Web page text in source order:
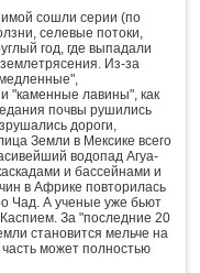
сошли серии (по
селевые потоки,
год, где выпадали
Из-за
"каменные лавины", как
почвы рушились
дороги,
Земли в Мексике всего
водопад Агуа-
и бассейнами и
в Африке повторилась
Чад. А ученые уже бьют
За "последние 20
становится мельче на
может полностью